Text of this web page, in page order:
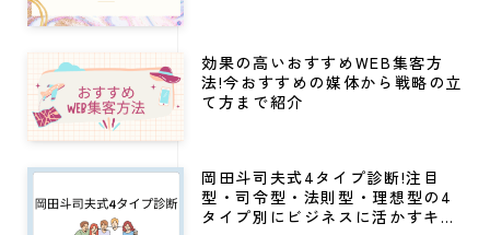
効果の高いおすすめWEB集客方
法!今おすすめの媒体から戦略の立
て方まで紹介
岡田斗司夫式4タイプ診断!注目
型・司令型・法則型・理想型の4
タイプ別にビジネスに活かすキャ